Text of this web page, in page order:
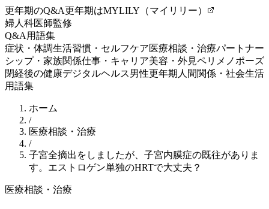
更年期のQ&A更年期はMYLILY（マイリリー）
婦人科医師監修
Q&A 用語集
症状・体調生活習慣・セルフケア医療相談・治療パートナー
シップ・家族関係仕事・キャリア美容・外見ペリメノポーズ
閉経後の健康デジタルヘルス男性更年期 人間関係・社会生活
用語集
ホーム
/
医療相談・治療
/
子宮全摘出をしましたが、子宮内膜症の既往がありま
す。エストロゲン単独のHRTで大丈夫？
医療相談・治療